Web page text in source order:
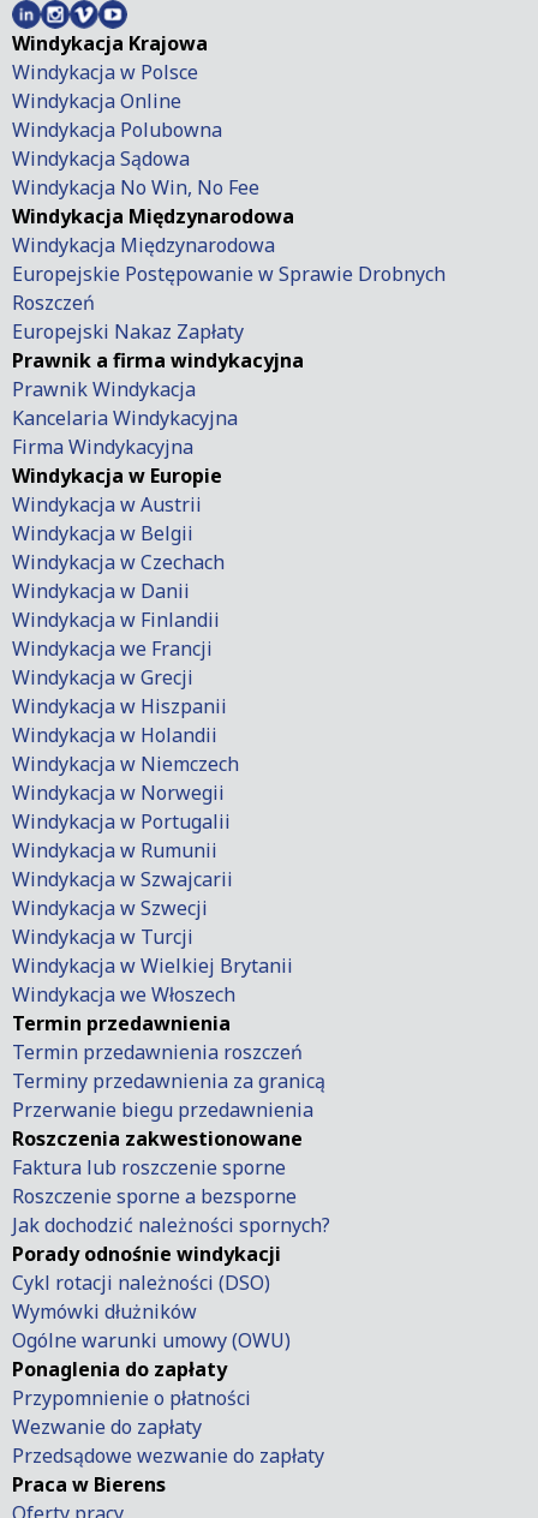
Windykacja Krajowa
Windykacja w Polsce
Windykacja Online
Windykacja Polubowna
Windykacja Sądowa
Windykacja No Win, No Fee
Windykacja Międzynarodowa
Windykacja Międzynarodowa
Europejskie Postępowanie w Sprawie Drobnych
Roszczeń
Europejski Nakaz Zapłaty
Prawnik a firma windykacyjna
Prawnik Windykacja
Kancelaria Windykacyjna
Firma Windykacyjna
Windykacja w Europie
Windykacja w Austrii
Windykacja w Belgii
Windykacja w Czechach
Windykacja w Danii
Windykacja w Finlandii
Windykacja we Francji
Windykacja w Grecji
Windykacja w Hiszpanii
Windykacja w Holandii
Windykacja w Niemczech
Windykacja w Norwegii
Windykacja w Portugalii
Windykacja w Rumunii
Windykacja w Szwajcarii
Windykacja w Szwecji
Windykacja w Turcji
Windykacja w Wielkiej Brytanii
Windykacja we Włoszech
Termin przedawnienia
Termin przedawnienia roszczeń
Terminy przedawnienia za granicą
Przerwanie biegu przedawnienia
Roszczenia zakwestionowane
Faktura lub roszczenie sporne
Roszczenie sporne a bezsporne
Jak dochodzić należności spornych?
Porady odnośnie windykacji
Cykl rotacji należności (DSO)
Wymówki dłużników
Ogólne warunki umowy (OWU)
Ponaglenia do zapłaty
Przypomnienie o płatności
Wezwanie do zapłaty
Przedsądowe wezwanie do zapłaty
Praca w Bierens